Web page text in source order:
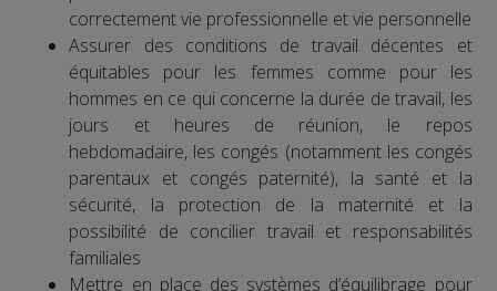
correctement vie professionnelle et vie personnelle
Assurer des conditions de travail décentes et
équitables pour les femmes comme pour les
hommes en ce qui concerne la durée de travail, les
jours et heures de réunion, le repos
hebdomadaire, les congés (notamment les congés
parentaux et congés paternité), la santé et la
sécurité, la protection de la maternité et la
possibilité de concilier travail et responsabilités
familiales
Mettre en place des systèmes d’équilibrage pour